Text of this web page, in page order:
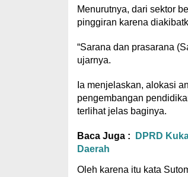
Menurutnya, dari sektor
pinggiran karena
“Sarana dan prasarana
ujarnya.
Ia menjelaskan, alokasi
pengembangan
terlihat jelas baginya.
Baca Juga :
DPRD
Daerah
Oleh karena itu kata